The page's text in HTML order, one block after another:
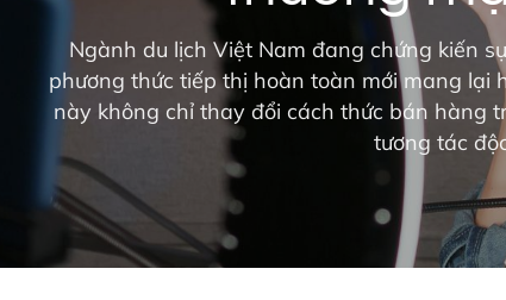
Ngành du lịch Việt Nam đang chứng kiến
phương thức tiếp thị hoàn toàn mới mang lại
này không chỉ thay đổi cách thức bán hàng
tương tác